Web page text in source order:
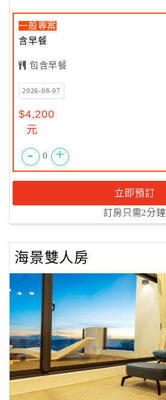
一般專案
含早餐
包含早餐
2026-08-07
$4,200
元
- 0 +
立即預訂
訂房只需2分鐘
海景雙人房